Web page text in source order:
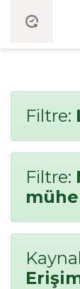
Filtre:
Filtre: